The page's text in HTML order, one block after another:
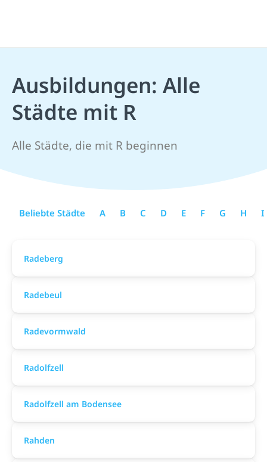
Ausbildungen: Alle
Städte mit R
Alle Städte, die mit R beginnen
Beliebte Städte A B C D E F G H I
Radeberg
Radebeul
Radevormwald
Radolfzell
Radolfzell am Bodensee
Rahden